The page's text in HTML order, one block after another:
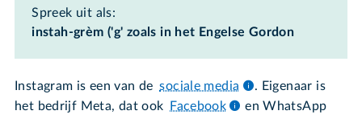
Spreek uit als:
instah-grèm ('g' zoals in het Engelse Gordon
Instagram is een van de sociale media
. Eigenaar is
het bedrijf Meta, dat ook
Facebook
en WhatsApp